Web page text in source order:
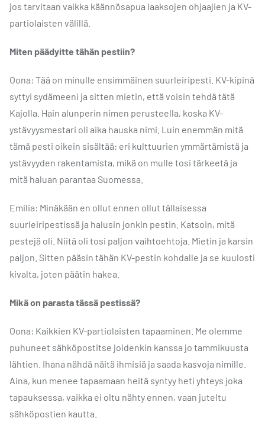
jos tarvitaan vaikka käännösapua laaksojen ohjaajien ja KV-
partiolaisten välillä.
Miten päädyitte tähän pestiin?
Oona: Tää on minulle ensimmäinen suurleiripesti. KV-kipinä
syttyi sydämeeni ja sitten mietin, että voisin tehdä tätä
Kajolla. Hain alunperin nimen perusteella, koska KV-
ystävyysmestari oli aika hauska nimi. Luin enemmän mitä
tämä pesti oikein sisältää: eri kulttuurien ymmärtämistä ja
ystävyyden rakentamista, mikä on mulle tosi tärkeetä ja
mitä haluan parantaa Suomessa.
Emilia: Minäkään en ollut ennen ollut tällaisessa
suurleiripestissä ja halusin jonkin pestin. Katsoin, mitä
pestejä oli. Niitä oli tosi paljon vaihtoehtoja. Mietin ja karsin
paljon. Sitten pääsin tähän KV-pestin kohdalle ja se kuulosti
kivalta, joten päätin hakea.
Mikä on parasta tässä pestissä?
Oona: Kaikkien KV-partiolaisten tapaaminen. Me olemme
puhuneet sähköpostitse joidenkin kanssa jo tammikuusta
lähtien. Ihana nähdä näitä ihmisiä ja saada kasvoja nimille.
Aina, kun menee tapaamaan heitä syntyy heti yhteys joka
tapauksessa, vaikka ei oltu nähty ennen, vaan juteltu
sähköpostien kautta.